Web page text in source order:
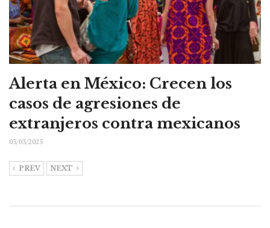
Alerta en México: Crecen los
casos de agresiones de
extranjeros contra mexicanos
03/03/2025
PREV NEXT